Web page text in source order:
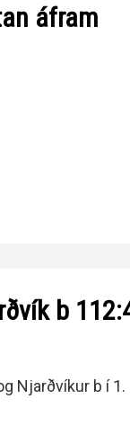
áfram
b
Njarðvíkur b í